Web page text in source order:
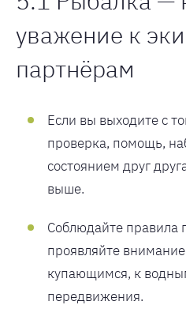
уважение к
партнёрам
Если вы выходите с
проверка, помощь,
состоянием друг
выше.
Соблюдайте правила
проявляйте
купающимся, к
передвижения.